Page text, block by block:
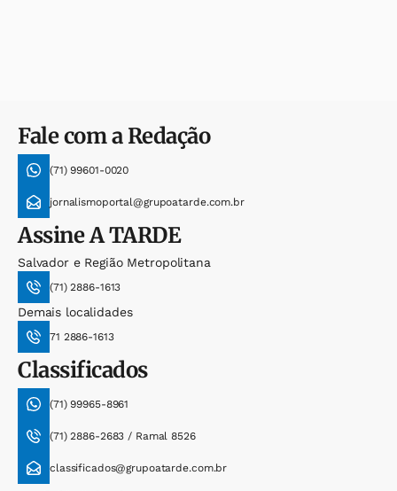
Fale com a Redação
(71) 99601-0020
jornalismoportal@grupoatarde.com.br
AssineA TARDE
Salvador e Região Metropolitana
(71) 2886-1613
Demais localidades
71 2886-1613
Classificados
(71) 99965-8961
(71) 2886-2683 / Ramal 8526
classificados@grupoatarde.com.br